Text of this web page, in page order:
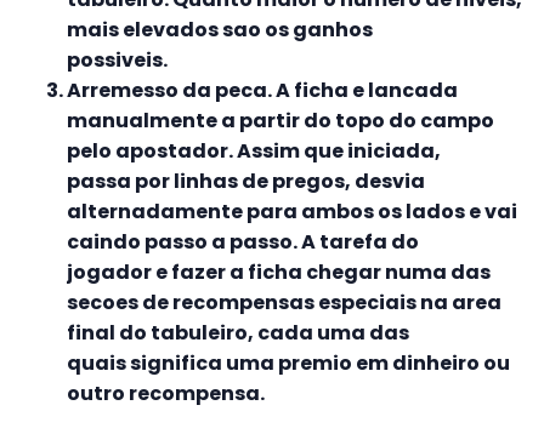
mais elevados sao os ganhos
possiveis.
Arremesso da peca. A ficha e lancada
manualmente a partir do topo do campo
pelo apostador. Assim que iniciada,
passa por linhas de pregos, desvia
alternadamente para ambos os lados e vai
caindo passo a passo. A tarefa do
jogador e fazer a ficha chegar numa das
secoes de recompensas especiais na area
final do tabuleiro, cada uma das
quais significa uma premio em dinheiro ou
outro recompensa.